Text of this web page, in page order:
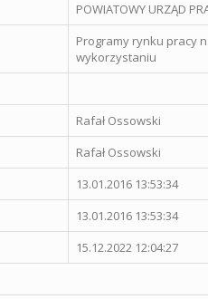
POWIATOWY URZĄD
Programy rynku pracy
wykorzystaniu
Rafał Ossowski
Rafał Ossowski
13.01.2016 13:53:34
13.01.2016 13:53:34
15.12.2022 12:04:27